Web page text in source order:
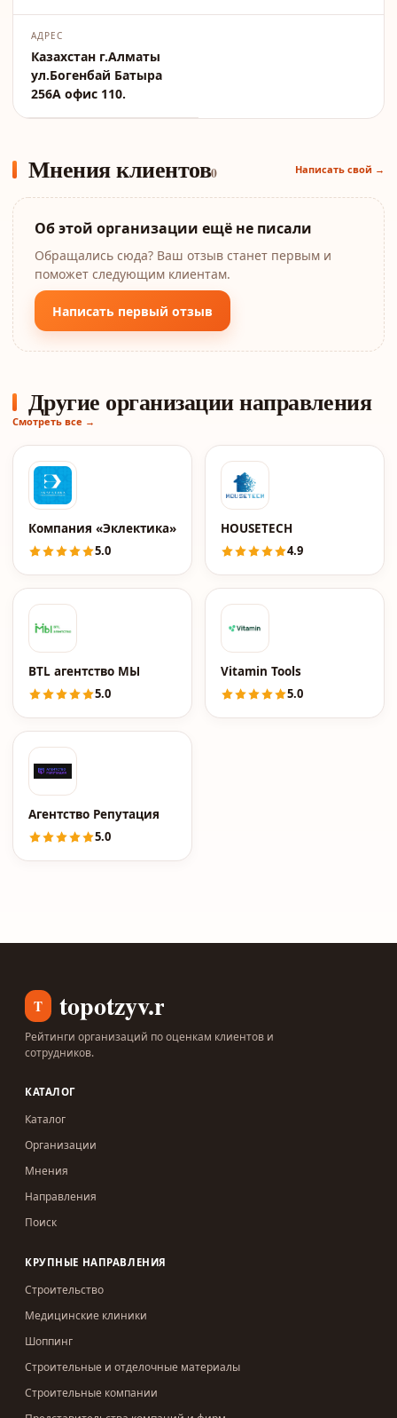
АДРЕС
Казахстан г.Алматы
ул.Богенбай Батыра
256А офис 110.
Мнения клиентов0 Написать свой →
Об этой организации ещё не писали
Обращались сюда? Ваш отзыв станет первым и
поможет следующим клиентам.
Написать первый отзыв
Другие организации направления
Смотреть все →
Компания «Эклектика»
5.0
HOUSETECH
4.9
BTL агентство МЫ
5.0
Vitamin Tools
5.0
Агентство Репутация
5.0
T topotzyv.ru
Рейтинги организаций по оценкам клиентов и
сотрудников.
КАТАЛОГ
Каталог
Организации
Мнения
Направления
Поиск
КРУПНЫЕ НАПРАВЛЕНИЯ
Строительство
Медицинские клиники
Шоппинг
Строительные и отделочные материалы
Строительные компании